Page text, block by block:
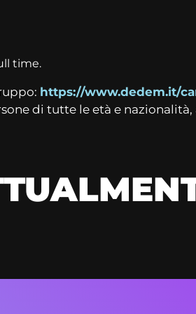
time.
https://www.dedem.it/
di tutte le età e nazionalità,